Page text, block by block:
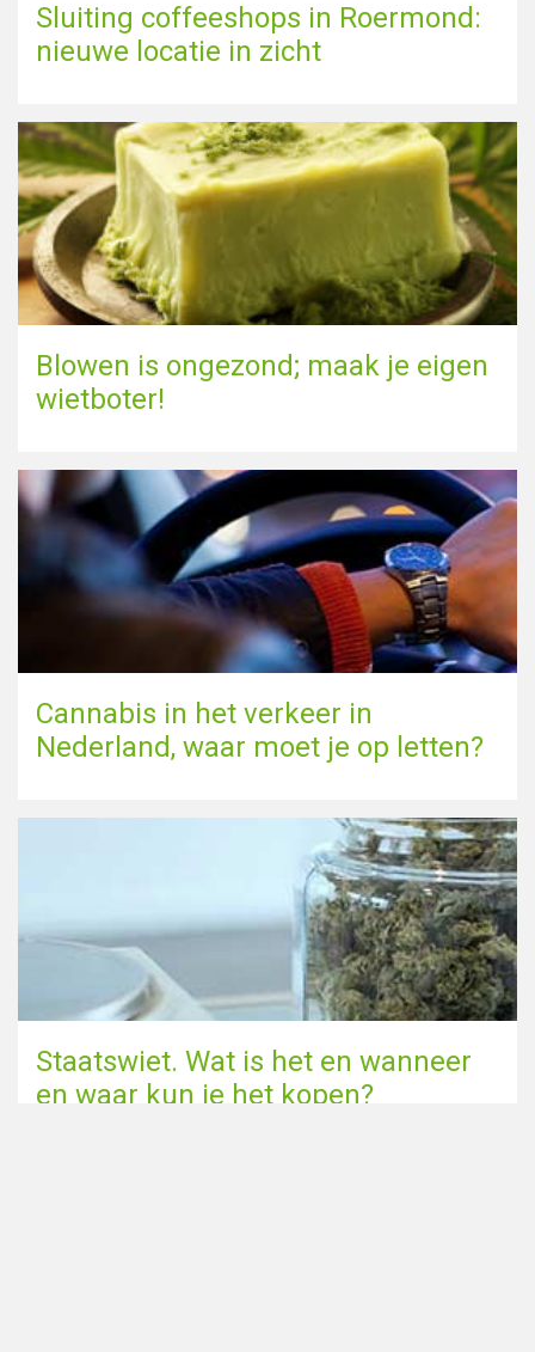
Sluiting coffeeshops in Roermond:
nieuwe locatie in zicht
Blowen is ongezond; maak je eigen
wietboter!
Cannabis in het verkeer in
Nederland, waar moet je op letten?
Staatswiet. Wat is het en wanneer
en waar kun je het kopen?